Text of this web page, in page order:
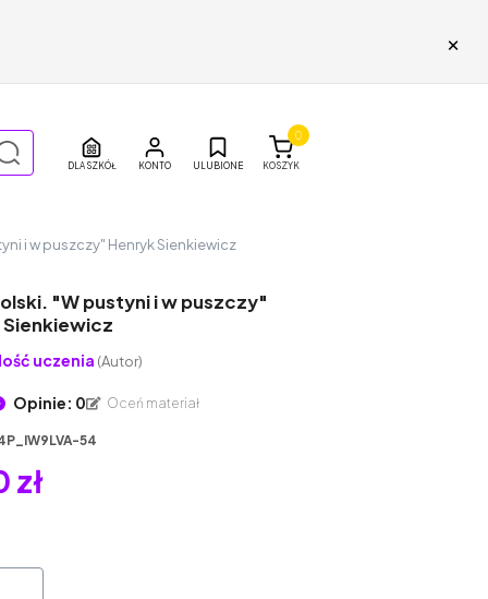
×
DLA SZKÓŁ ULUBIONE KOSZYK
0
i w puszczy" Henryk Sienkiewicz
"W pustyni i w puszczy"
uczenia (Autor)
Opinie: 0 Oceń materiał
54
zł